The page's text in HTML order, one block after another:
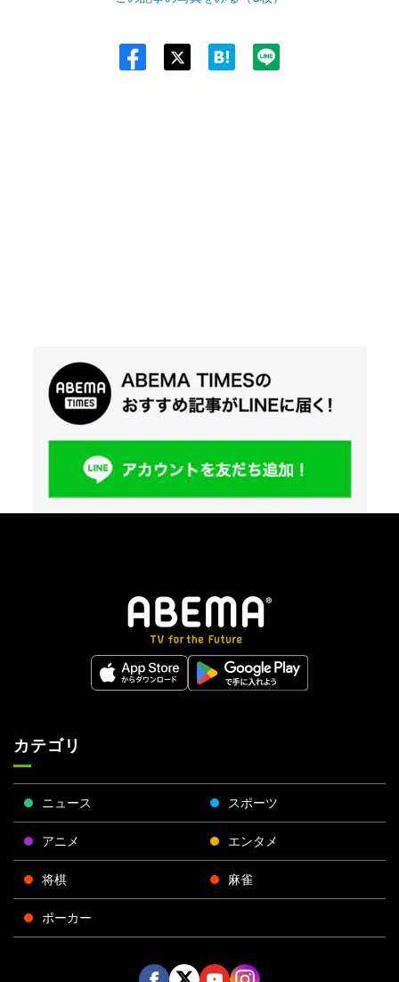
カテゴリ
ニュース スポーツ
アニメ エンタメ
将棋 麻雀
ポーカー